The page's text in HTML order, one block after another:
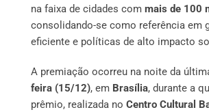
na faixa de cidades com mais de 100
consolidando-se como referência em
eficiente e políticas de alto impacto
A premiação ocorreu na noite da
feira (15/12), em Brasília, durante a
prêmio, realizada no Centro Cultural